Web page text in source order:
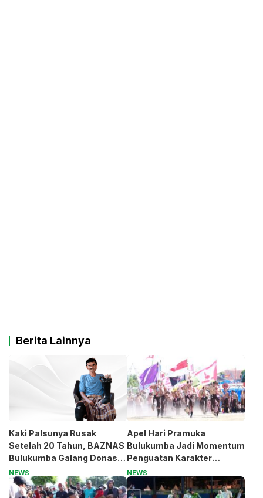
Berita Lainnya
Kaki Palsunya Rusak
Setelah 20 Tahun, BAZNAS
Bulukumba Galang Donasi
untuk Pak Pardi
NEWS
Apel Hari Pramuka
Bulukumba Jadi Momentum
Penguatan Karakter
Generasi Muda
NEWS